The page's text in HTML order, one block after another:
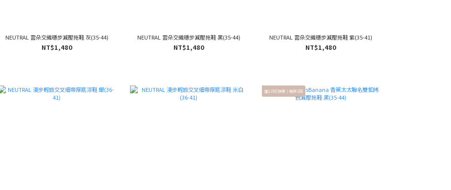
NEUTRAL 雲朵交織穩步減壓拖鞋 灰(35-44)
NT$1,480
NEUTRAL 雲朵交織穩步減壓拖鞋 黑(35-44)
NT$1,480
NEUTRAL 雲朵交織穩步減壓拖鞋 紫(35-41)
NT$1,480
加LINE領券｜現折100